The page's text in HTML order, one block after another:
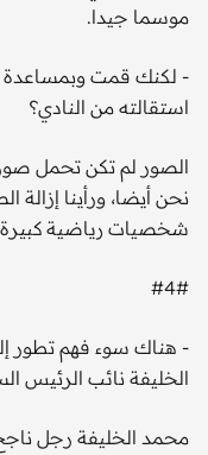
موسما جيدا.
- لكنك قمت وبمساعدة
استقالته من النادي؟
الصور لم تكن تحمل
نحن أيضا، ورأينا إزالة
شخصيات رياضية
#4#
- هناك سوء فهم تطور
الخليفة نائب الرئيس
محمد الخليفة رجل